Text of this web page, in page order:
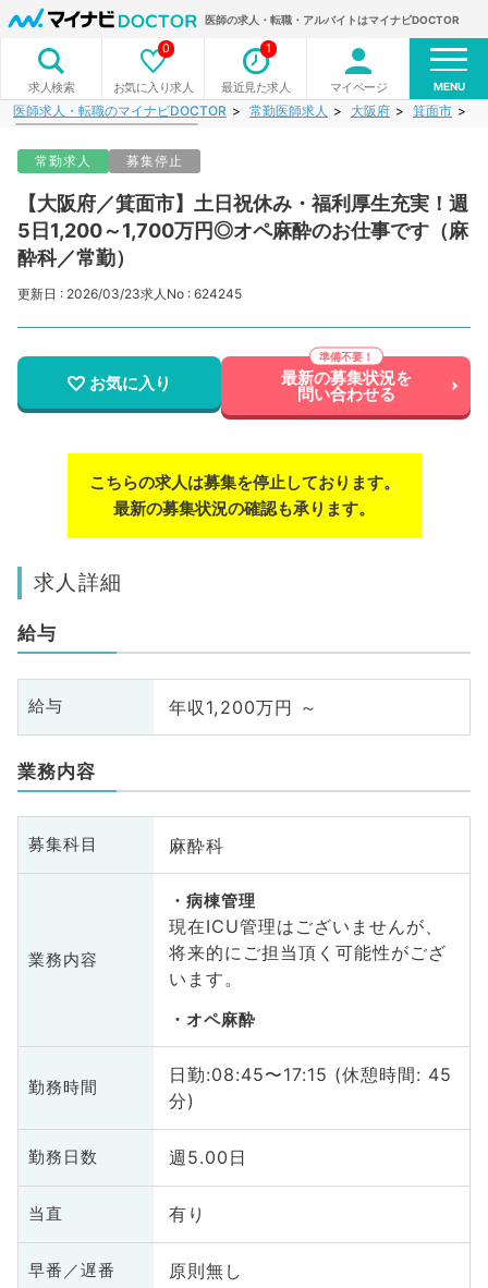
医師の求人・転職・アルバイトはマイナビDOCTOR
求人検索 お気に入り求人
0
最近見た求人
1
マイページ MENU
医師求人・転職のマイナビDOCTOR 常勤医師求人 大阪府 箕面市
常勤求人 募集停止
【大阪府／箕面市】土日祝休み・福利厚生充実！週
5日1,200～1,700万円◎オペ麻酔のお仕事です（麻
酔科／常勤）
更新日 : 2026/03/23求人No : 624245
お気に入り 最新の募集状況を
問い合わせる
こちらの求人は募集を停止しております。
最新の募集状況の確認も承ります。
求人詳細
給与
給与 年収1,200万円 ～
業務内容
募集科目 麻酔科
業務内容
病棟管理
現在ICU管理はございませんが、
将来的にご担当頂く可能性がござ
います。
オペ麻酔
勤務時間
日勤:08:45〜17:15 (休憩時間: 45
分)
勤務日数 週5.00日
当直 有り
早番／遅番 原則無し